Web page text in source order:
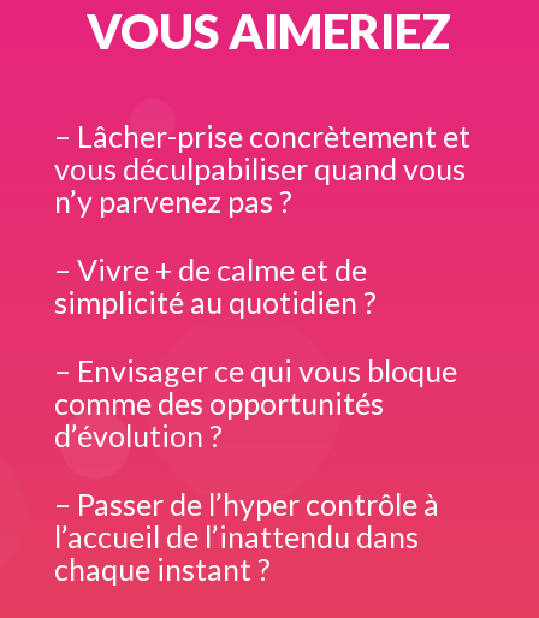
VOUS AIMERIEZ
– Lâcher-prise concrètement et
vous déculpabiliser quand vous
n’y parvenez pas ?
– Vivre + de calme et de
simplicité au quotidien ?
– Envisager ce qui vous bloque
comme des opportunités
d’évolution ?
– Passer de l’hyper contrôle à
l’accueil de l’inattendu dans
chaque instant ?